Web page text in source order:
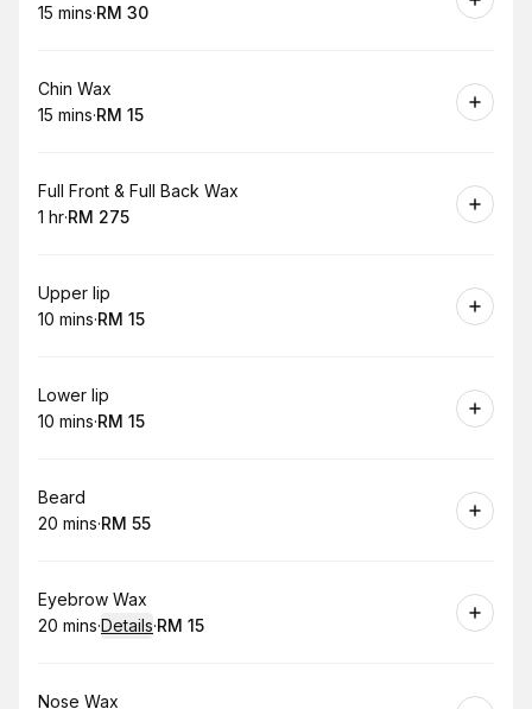
.Duration :
15 mins·
.Price
RM 30
Book
Chin Wax
.Duration
15 mins·
.Price
RM 15
Book
Full Front & Full Back Wax
. Duration:
1 hr·
.Price:
RM 275
Book
Upper lip
.Duration
10 mins·
.Price
RM 15
Book
Lower lip
.Duration
10 mins·
.Price
RM 15
Book
Beard
.Duration
20 mins·
.Price
RM 55
Book
Eyebrow Wax
.Duration:
20 mins·Details·
.Price
RM 15
Book
Nose Wax